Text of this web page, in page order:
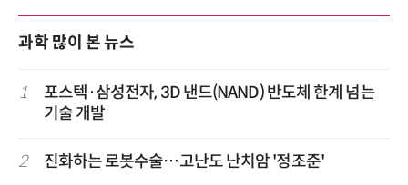
과학 많이 본 뉴스
1
포스텍·삼성전자, 3D 낸드(NAND) 반도체 한계 넘는
기술 개발
2 진화하는 로봇수술…고난도 난치암 '정조준'